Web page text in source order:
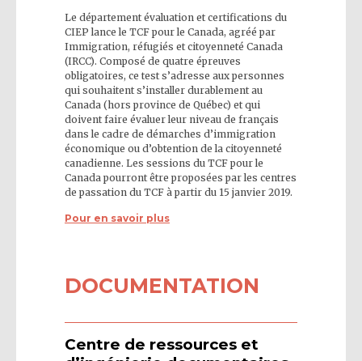
Le département évaluation et certifications du
CIEP lance le TCF pour le Canada, agréé par
Immigration, réfugiés et citoyenneté Canada
(IRCC). Composé de quatre épreuves
obligatoires, ce test s’adresse aux personnes
qui souhaitent s’installer durablement au
Canada (hors province de Québec) et qui
doivent faire évaluer leur niveau de français
dans le cadre de démarches d’immigration
économique ou d’obtention de la citoyenneté
canadienne. Les sessions du TCF pour le
Canada pourront être proposées par les centres
de passation du TCF à partir du 15 janvier 2019.
Pour en savoir plus
DOCUMENTATION
Centre de ressources et